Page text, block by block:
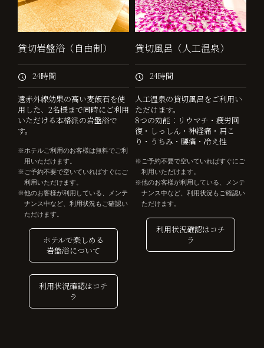
貸切岩盤浴（自由制）
24時間
遠赤外線効果の高い麦飯石を使
用した、2名様まで同時にご利用
いただける本格派の岩盤浴で
す。
ホテルご利用のお客様は無料でご利
用いただけます。
ご予約不要で空いていればすぐにご
利用いただけます。
他のお客様が利用している、メンテ
ナンス中など、利用状況もご確認い
ただけます。
ホテルで楽しめる
岩盤浴について
利用状況確認はコチ
ラ
貸切風呂（人工温泉）
24時間
人工温泉の貸切風呂をご利用い
ただけます。
8つの効能：リウマチ・疲労回
復・しっしん・神経痛・肩こ
り・うちみ・腰痛・冷え性
ご予約不要で空いていればすぐにご
利用いただけます。
他のお客様が利用している、メンテ
ナンス中など、利用状況もご確認い
ただけます。
利用状況確認はコチ
ラ